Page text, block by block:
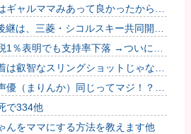
ギャルママみあって良かったから引
継は、三菱・シコルスキー共同開発
1％表明でも支持率下落 →ついに６
は叡智なスリングショットじゃなく
優（まりんか）同じってマジ！？
技の方がレアだと聞いて驚いたよ」
で334他
んをママにする方法を教えます他